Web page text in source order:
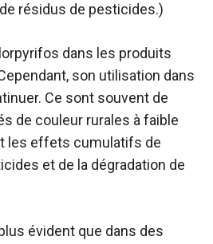
résidus de pesticides.)
dans les produits
son utilisation dans
Ce sont souvent de
de couleur rurales à faible
les effets cumulatifs de
et de la dégradation de
évident que dans des